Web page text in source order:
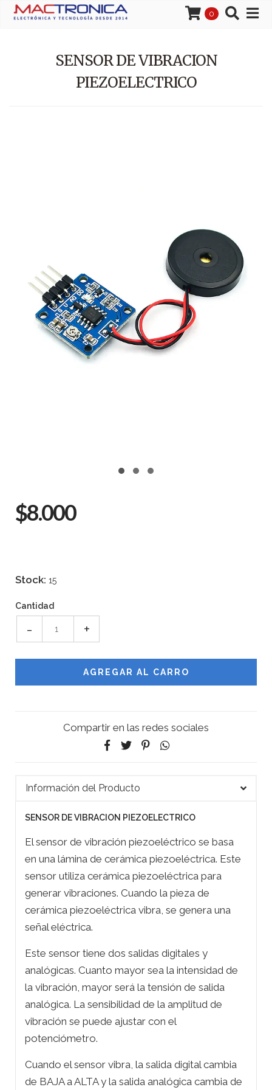
0
SENSOR DE VIBRACION
PIEZOELECTRICO
$8.000
Stock: 15
Cantidad
- +
Compartir en las redes sociales
Información del Producto
SENSOR DE VIBRACION PIEZOELECTRICO
El sensor de vibración piezoeléctrico se basa
en una lámina de cerámica piezoeléctrica. Este
sensor utiliza cerámica piezoeléctrica para
generar vibraciones. Cuando la pieza de
cerámica piezoeléctrica vibra, se genera una
señal eléctrica.
Este sensor tiene dos salidas digitales y
analógicas. Cuanto mayor sea la intensidad de
la vibración, mayor será la tensión de salida
analógica. La sensibilidad de la amplitud de
vibración se puede ajustar con el
potenciómetro.
Cuando el sensor vibra, la salida digital cambia
de BAJA a ALTA y la salida analógica cambia de